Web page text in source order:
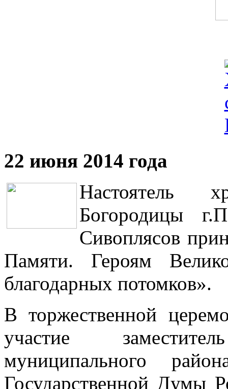
22 июня 2014 года
Настоятель
Богородицы
Сивоплясов
Памяти. Героям
благодарных потомков».
В торжественной
участие
муниципального
Государственной Думы